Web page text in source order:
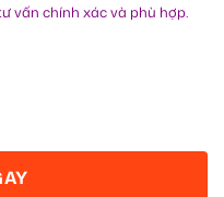
vấn chính xác và phù hợp.